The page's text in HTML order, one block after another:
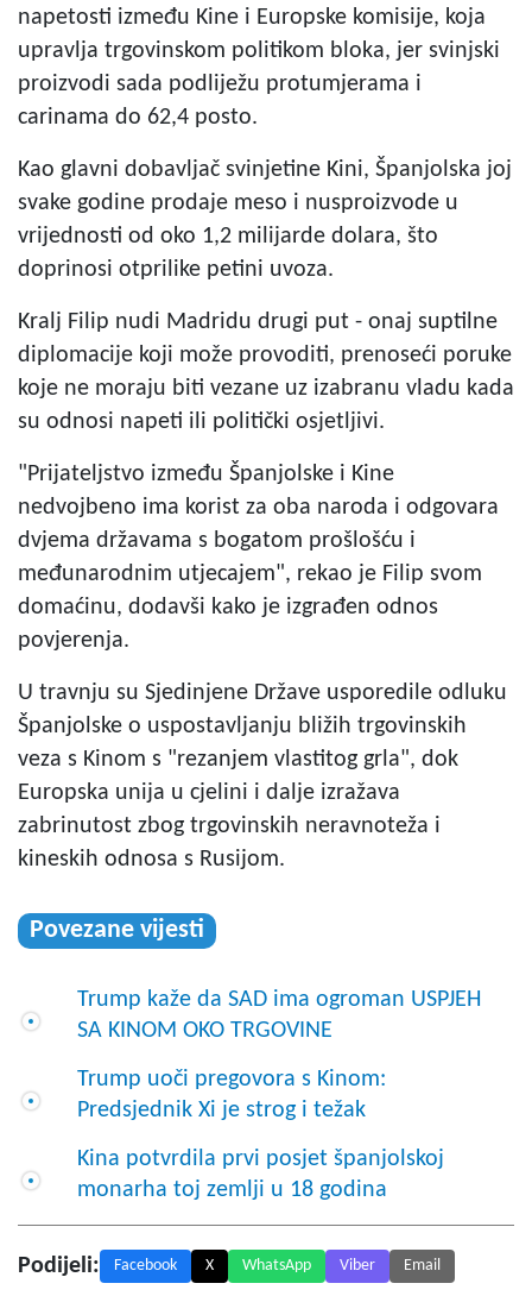
napetosti između Kine i Europske komisije, koja
upravlja trgovinskom politikom bloka, jer svinjski
proizvodi sada podliježu protumjerama i
carinama do 62,4 posto.
Kao glavni dobavljač svinjetine Kini, Španjolska joj
svake godine prodaje meso i nusproizvode u
vrijednosti od oko 1,2 milijarde dolara, što
doprinosi otprilike petini uvoza.
Kralj Filip nudi Madridu drugi put - onaj suptilne
diplomacije koji može provoditi, prenoseći poruke
koje ne moraju biti vezane uz izabranu vladu kada
su odnosi napeti ili politički osjetljivi.
"Prijateljstvo između Španjolske i Kine
nedvojbeno ima korist za oba naroda i odgovara
dvjema državama s bogatom prošlošću i
međunarodnim utjecajem", rekao je Filip svom
domaćinu, dodavši kako je izgrađen odnos
povjerenja.
U travnju su Sjedinjene Države usporedile odluku
Španjolske o uspostavljanju bližih trgovinskih
veza s Kinom s "rezanjem vlastitog grla", dok
Europska unija u cjelini i dalje izražava
zabrinutost zbog trgovinskih neravnoteža i
kineskih odnosa s Rusijom.
Povezane vijesti
Trump kaže da SAD ima ogroman USPJEH
SA KINOM OKO TRGOVINE
Trump uoči pregovora s Kinom:
Predsjednik Xi je strog i težak
Kina potvrdila prvi posjet španjolskoj
monarha toj zemlji u 18 godina
Podijeli: Facebook X WhatsApp Viber Email